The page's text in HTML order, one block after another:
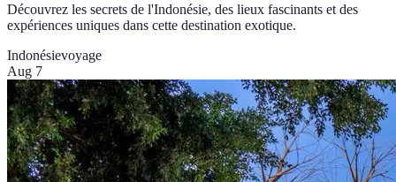
Découvrez les secrets de l'Indonésie, des lieux fascinants et des
expériences uniques dans cette destination exotique.
Indonésievoyage
Aug 7